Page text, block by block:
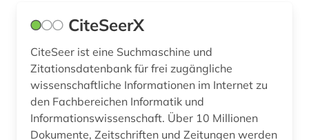
CiteSeerX
CiteSeer ist eine Suchmaschine und
Zitationsdatenbank für frei zugängliche
wissenschaftliche Informationen im Internet zu
den Fachbereichen Informatik und
Informationswissenschaft. Über 10 Millionen
Dokumente, Zeitschriften und Zeitungen werden